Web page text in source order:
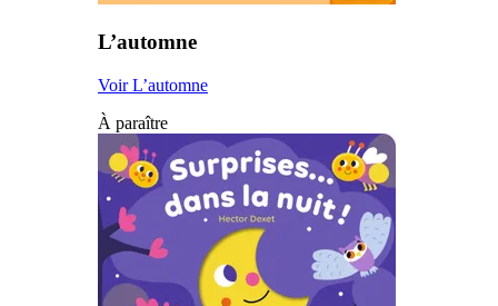
L’automne
Voir L’automne
À paraître